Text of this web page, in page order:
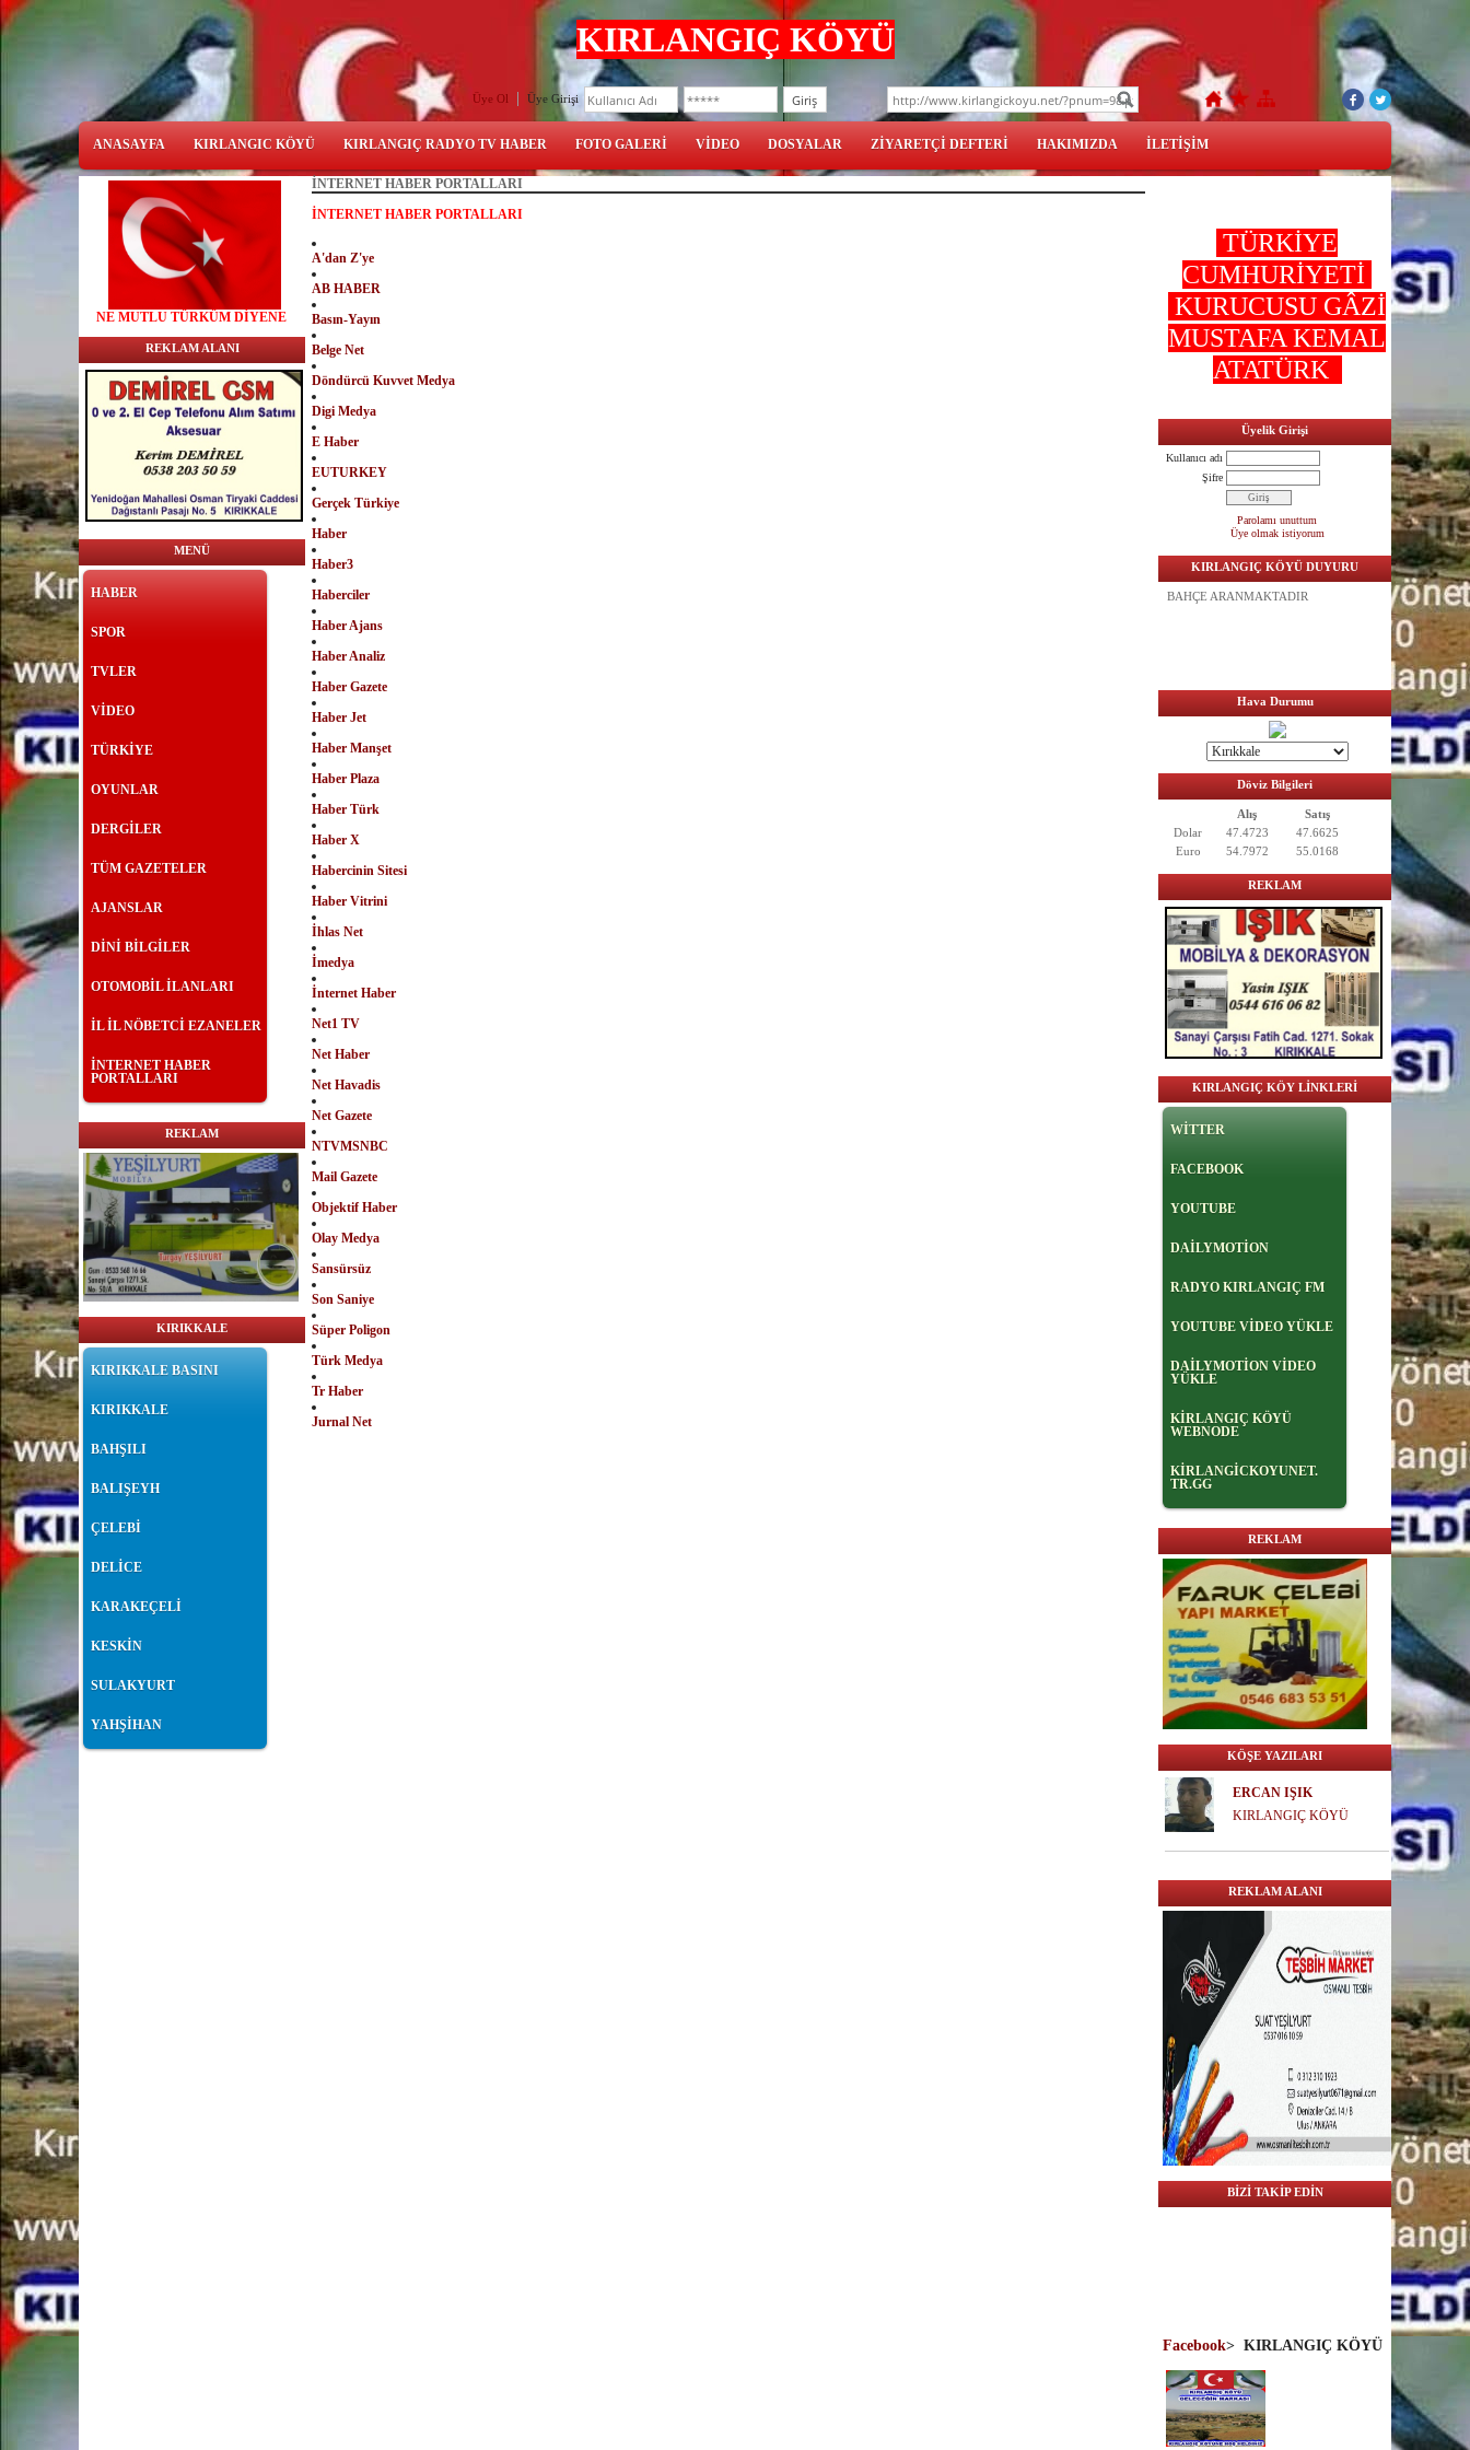
KIRLANGIÇ KÖYÜ
Üye Ol Üye Girişi
ANASAYFA KIRLANGIC KÖYÜ KIRLANGIÇ RADYO TV HABER FOTO GALERİ VİDEO DOSYALAR ZİYARETÇİ DEFTERİ HAKIMIZDA İLETİŞİM
NEMUTLU TÜRKÜM DİYENE
REKLAM ALANI
MENÜ
HABER
SPOR
TVLER
VİDEO
TÜRKİYE
OYUNLAR
DERGİLER
TÜM GAZETELER
AJANSLAR
DİNİ BİLGİLER
OTOMOBİL İLANLARI
İL İL NÖBETCİ EZANELER
İNTERNET HABER
PORTALLARI
REKLAM
KIRIKKALE
KIRIKKALE BASINI
KIRIKKALE
BAHŞILI
BALIŞEYH
ÇELEBİ
DELİCE
KARAKEÇELİ
KESKİN
SULAKYURT
YAHŞİHAN
İNTERNET HABER PORTALLARI
İNTERNET HABER PORTALLARI
A'dan Z'ye
AB HABER
Basın-Yayın
Belge Net
Döndürcü Kuvvet Medya
Digi Medya
E Haber
EUTURKEY
Gerçek Türkiye
Haber
Haber3
Haberciler
Haber Ajans
Haber Analiz
Haber Gazete
Haber Jet
Haber Manşet
Haber Plaza
Haber Türk
Haber X
Habercinin Sitesi
Haber Vitrini
İhlas Net
İmedya
İnternet Haber
Net1 TV
Net Haber
Net Havadis
Net Gazete
NTVMSNBC
Mail Gazete
Objektif Haber
Olay Medya
Sansürsüz
Son Saniye
Süper Poligon
Türk Medya
Tr Haber
Jurnal Net
TÜRKİYE
CUMHURİYETİ
KURUCUSU GÂZİ
MUSTAFA KEMAL
ATATÜRK
Üyelik Girişi
Kullanıcı adı
Şifre
Parolamı unuttum
Üye olmak istiyorum
KIRLANGIÇ KÖYÜ DUYURU
ACİL SATILIK TARLA BAĞ
Hava Durumu
Döviz Bilgileri
Alış
Satış
Dolar
47.4723
47.6625
Euro
54.7972 55.0168
REKLAM
KIRLANGIÇ KÖY LİNKLERİ
WİTTER
FACEBOOK
YOUTUBE
DAİLYMOTİON
RADYO KIRLANGIÇ FM
YOUTUBE VİDEO YÜKLE
DAİLYMOTİON VİDEO
YÜKLE
KİRLANGIÇ KÖYÜ
WEBNODE
KİRLANGİCKOYUNET.
TR.GG
REKLAM
KÖŞE YAZILARI
ERCAN IŞIK
KIRLANGIÇ KÖYÜ
REKLAM ALANI
BİZİ TAKİP EDİN
Facebook> KIRLANGIÇ KÖYÜ